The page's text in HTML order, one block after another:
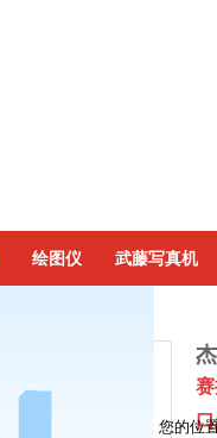
绘图仪 武藤写真机
您的位